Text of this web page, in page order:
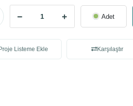
Adet
Proje Listeme Ekle Karşılaştır